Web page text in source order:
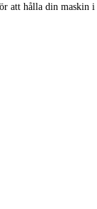
att hålla din maskin